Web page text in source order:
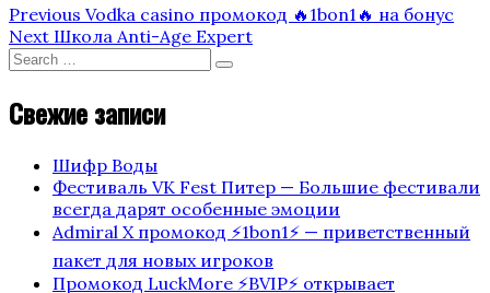
Навигация
по
записям
Previous
Post
Previous Vodka casino промокод 🔥1bon1🔥 на бонус
Next
Post
Next Школа Anti-Age Expert
Search
for:
Search
Свежие записи
Шифр Воды
Фестиваль VK Fest Питер — Большие фестивали
всегда дарят особенные эмоции
Admiral X промокод ⚡️1bon1⚡️ — приветственный
пакет для новых игроков
Промокод LuckMore ⚡️BVIP⚡️ открывает